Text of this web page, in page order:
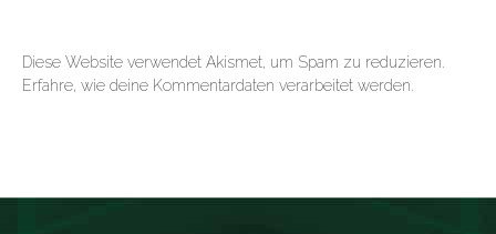
Diese Website verwendet Akismet, um Spam zu reduzieren.
Erfahre, wie deine Kommentardaten verarbeitet werden.